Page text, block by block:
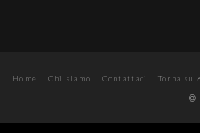
Home Chi siamo Contattaci
Torna su